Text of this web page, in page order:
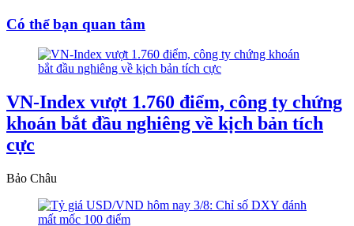
Có thể bạn quan tâm
VN-Index vượt 1.760 điểm, công ty chứng
khoán bắt đầu nghiêng về kịch bản tích
cực
Bảo Châu